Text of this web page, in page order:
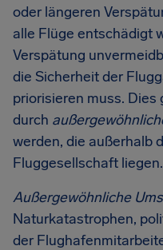
oder längeren
alle Flüge entschädigt
Verspätung
die Sicherheit der
priorisieren muss.
durch
werden, die außerhalb
Fluggesellschaft liegen.
Außergewöhnliche
Naturkatastrophen,
der